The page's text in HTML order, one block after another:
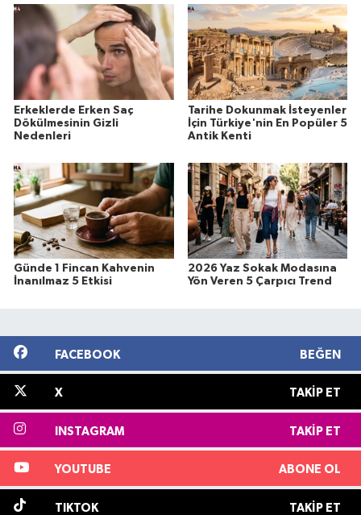
Erkeklerde Erken Saç
Dökülmesinin Gizli
Nedenleri
Tarihe Dokunmak İsteyenler
İçin Türkiye'nin En Popüler 5
Antik Kenti
Günde 1 Fincan Kahvenin
İnanılmaz 5 Etkisi
2026 Yaz Sokak Modasına
Yön Veren 5 Çarpıcı Trend
FACEBOOK BEĞEN
X TAKIP ET
INSTAGRAM TAKIP ET
YOUTUBE ABONE OL
TIKTOK TAKIP ET